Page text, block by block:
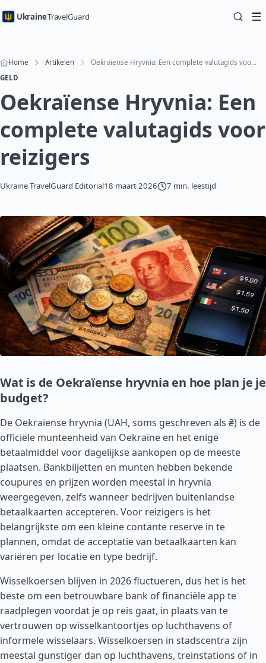
UkraineTravelGuard
Home Artikelen
Oekraïense Hryvnia: Een complete valutagids voor reizigers
GELD
Oekraïense Hryvnia: Een
complete valutagids voor
reizigers
Ukraine TravelGuard Editorial18 maart 2026 7 min. leestijd
Wat is de Oekraïense hryvnia en hoe plan je je
budget?
De Oekraïense hryvnia (UAH, soms geschreven als ₴) is de
officiële munteenheid van Oekraïne en het enige
betaalmiddel voor dagelijkse aankopen op de meeste
plaatsen. Bankbiljetten en munten hebben bekende
coupures en prijzen worden meestal in hryvnia
weergegeven, zelfs wanneer bedrijven buitenlandse
betaalkaarten accepteren. Voor reizigers is het
belangrijkste om een kleine contante reserve in te
plannen, omdat de acceptatie van betaalkaarten kan
variëren per locatie en type bedrijf.
Wisselkoersen blijven in 2026 fluctueren, dus het is het
beste om een betrouwbare bank of financiële app te
raadplegen voordat je op reis gaat, in plaats van te
vertrouwen op wisselkantoortjes op luchthavens of
informele wisselaars. Wisselkoersen in stadscentra zijn
meestal gunstiger dan op luchthavens, treinstations of in